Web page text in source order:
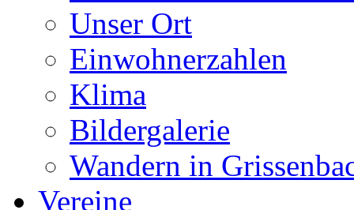
Unser Ort
Einwohnerzahlen
Klima
Bildergalerie
Wandern in
Vereine